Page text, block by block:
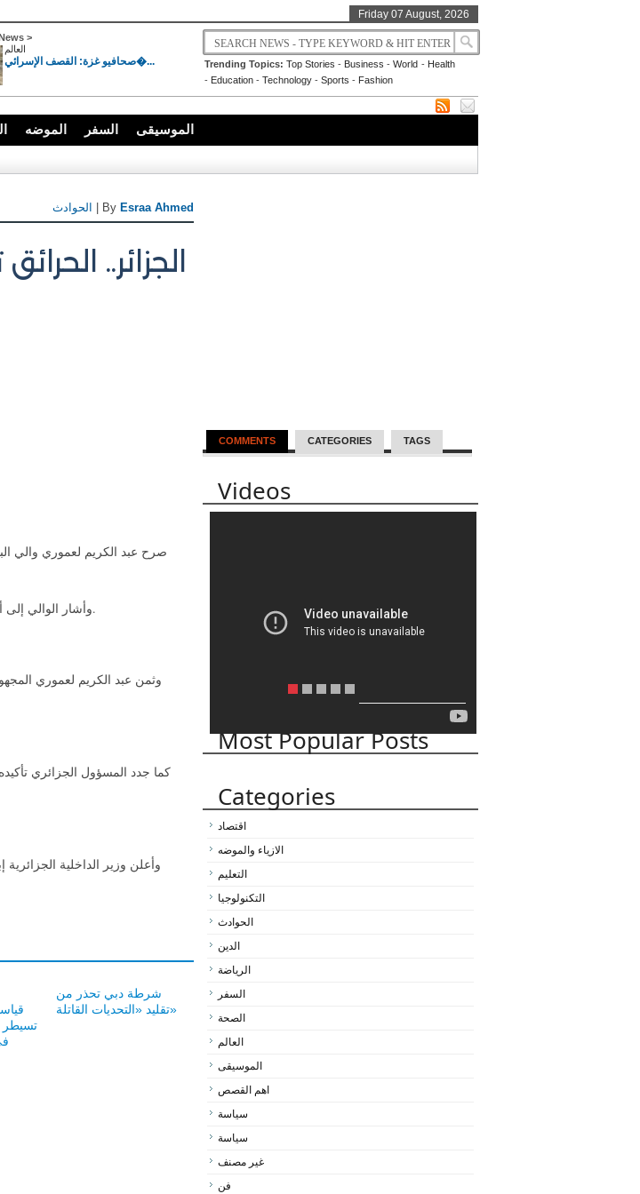
Friday 07 August, 2026
>
العالم
صحافيو غزة: القصف الإسرائي�... Trending Topics: Top Stories - Business -World - Health
- Education - Technology -Sports - Fashion
الموضه السفر الموسيقى
الحوادث | By Esraa Ahmed
الجزائر.. الحرائق تتلف 8128
صرح عبد الكريم لعموري والي
وأشار الوالي إلى أن الحرائق مست 2589 مواطنا، بالإضافة إلى تضرر 255 منزلا في ولاية البويرة.
وثمن عبد الكريم لعموري
كما جدد المسؤول الجزائري
وأعلن وزير الداخلية
تسيطر
شرطة دبي تحذر من
تقليد «التحديات القاتلة»
COMMENTS CATEGORIES TAGS
Videos
Most Popular Posts
Categories
اقتصاد
الازياء والموضه
التعليم
التكنولوجيا
الحوادث
الدين
الرياضة
السفر
الصحة
العالم
الموسيقى
اهم القصص
سياسة
سياسة
غير مصنف
فن